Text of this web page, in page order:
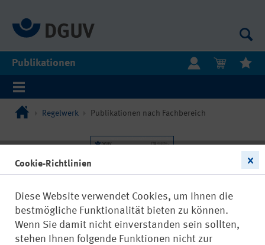
Publikationen
Regelwerk Publikationen nach Fachbereich
Cookie-Richtlinien
Diese Website verwendet Cookies, um Ihnen die
bestmögliche Funktionalität bieten zu können.
Wenn Sie damit nicht einverstanden sein sollten,
stehen Ihnen folgende Funktionen nicht zur